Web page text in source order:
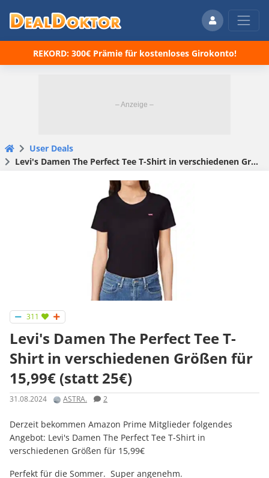
REKORD: 300€ Prämie für kostenloses Girokonto!
User Deals
Levi's Damen The Perfect Tee T-Shirt in verschiedenen Größen für 15,99€ (statt 25€)
311
Levi's Damen The Perfect Tee T-
Shirt in verschiedenen Größen für
15,99€ (statt 25€)
31.08.2024 ASTRA. 2
Derzeit bekommen Amazon Prime Mitglieder folgendes
Angebot: Levi's Damen The Perfect Tee T-Shirt in
verschiedenen Größen für 15,99€
Perfekt für die Sommer. Super angenehm.